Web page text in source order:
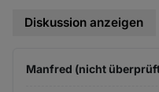
Diskussion anzeigen
Manfred (nicht